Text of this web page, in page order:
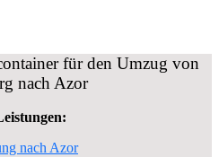
für den Umzug von
nach Azor
nach Azor